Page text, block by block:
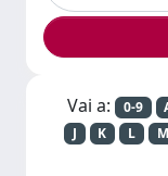
Vai a: 0-9
J
K L M